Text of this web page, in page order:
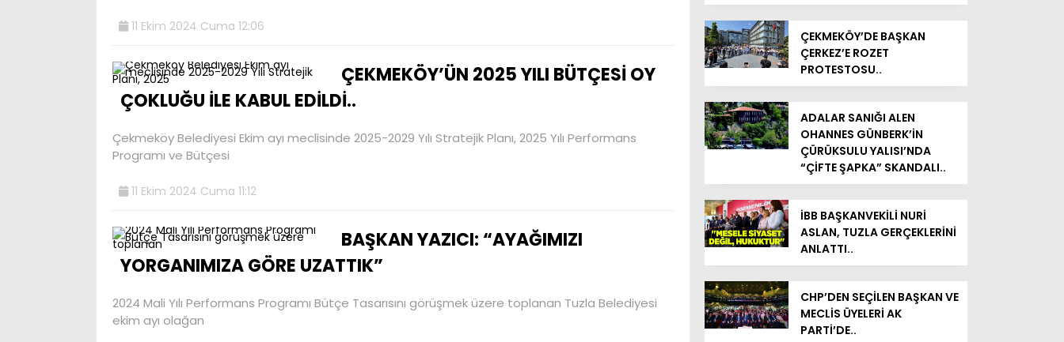
11 Ekim 2024 Cuma 12:06
ÇEKMEKÖY’ÜN 2025 YILI BÜTÇESİ OY
ÇOKLUĞU İLE KABUL EDİLDİ..
Çekmeköy Belediyesi Ekim ayı meclisinde 2025-2029 Yılı Stratejik Planı, 2025 Yılı Performans
Programı ve Bütçesi
11 Ekim 2024 Cuma 11:12
BAŞKAN YAZICI: “AYAĞIMIZI
YORGANIMIZA GÖRE UZATTIK”
2024 Mali Yılı Performans Programı Bütçe Tasarısını görüşmek üzere toplanan Tuzla Belediyesi
ekim ayı olağan
ÇEKMEKÖY’DE BAŞKAN
ÇERKEZ’E ROZET
PROTESTOSU..
ADALAR SANIĞI ALEN
OHANNES GÜNBERK’İN
ÇÜRÜKSULU YALISI’NDA
“ÇİFTE ŞAPKA” SKANDALI..
İBB BAŞKANVEKİLİ NURİ
ASLAN, TUZLA GERÇEKLERİNİ
ANLATTI..
CHP’DEN SEÇİLEN BAŞKAN VE
MECLİS ÜYELERİ AK
PARTİ’DE..